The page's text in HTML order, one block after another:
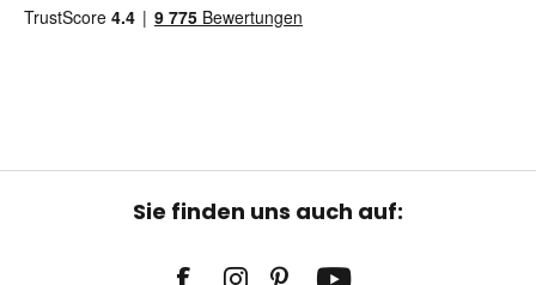
Sie finden uns auch auf: